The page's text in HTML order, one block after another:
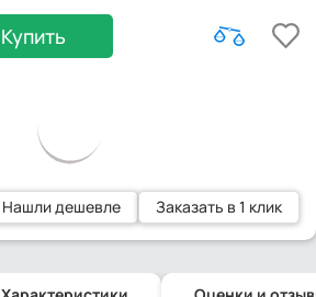
Купить
Нашли дешевле Заказать в 1 клик